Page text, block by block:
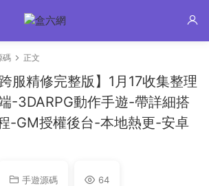
碼 正文
服精修完整版】1月17收集整理
-3DARPG動作手遊-帶詳細搭
-GM授權後台-本地熱更-安卓
手遊源碼 64